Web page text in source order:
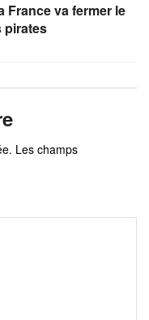
France va fermer le
pirates
Les champs